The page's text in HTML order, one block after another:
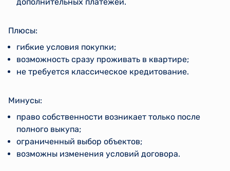
Плюсы:
гибкие условия покупки;
возможность сразу проживать в квартире;
не требуется классическое кредитование.
Минусы:
право собственности возникает только после
полного выкупа;
ограниченный выбор объектов;
возможны изменения условий договора.